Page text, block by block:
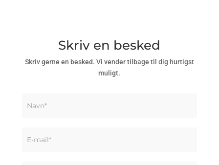
Skriv en besked
Skriv gerne en besked. Vi vender tilbage til dig hurtigst
muligt.